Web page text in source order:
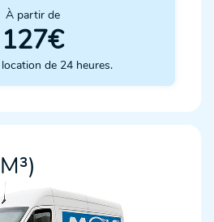
À partir de
127€
de 24 heures.